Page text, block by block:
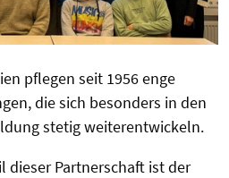
pflegen seit 1956 enge
die sich besonders in den
stetig weiterentwickeln.
dieser Partnerschaft ist der